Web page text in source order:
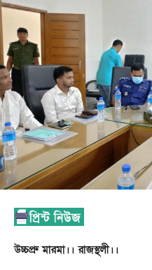
উচ্চপ্রু মারমা।। রাজস্থলী।।